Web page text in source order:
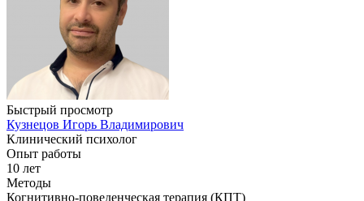
Быстрый просмотр
Кузнецов Игорь Владимирович
Клинический психолог
Опыт работы
10 лет
Методы
Когнитивно-поведенческая терапия (КПТ)